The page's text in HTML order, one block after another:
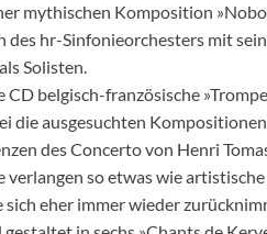
mythischen Komposition
hr-Sinfonieorchesters mit
Solisten.
belgisch-französische
die ausgesuchten
des Concerto von Henri
so etwas wie
eher immer wieder